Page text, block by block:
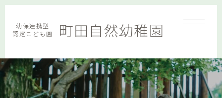
幼保連携型
認定こども園
町田自然幼稚園